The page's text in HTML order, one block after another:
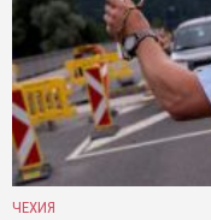
ЧЕХИЯ